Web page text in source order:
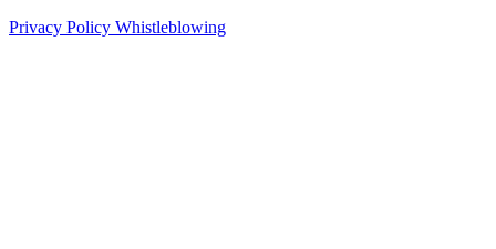
Privacy Policy Whistleblowing